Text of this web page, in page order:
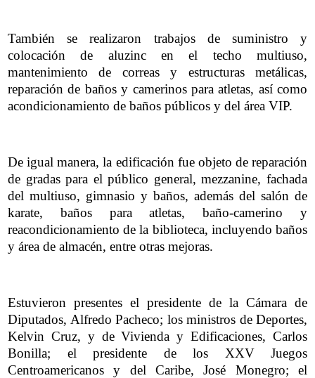
También se realizaron trabajos de suministro y
colocación de aluzinc en el techo multiuso,
mantenimiento de correas y estructuras metálicas,
reparación de baños y camerinos para atletas, así como
acondicionamiento de baños públicos y del área VIP.
De igual manera, la edificación fue objeto de reparación
de gradas para el público general, mezzanine, fachada
del multiuso, gimnasio y baños, además del salón de
karate, baños para atletas, baño-camerino y
reacondicionamiento de la biblioteca, incluyendo baños
y área de almacén, entre otras mejoras.
Estuvieron presentes el presidente de la Cámara de
Diputados, Alfredo Pacheco; los ministros de Deportes,
Kelvin Cruz, y de Vivienda y Edificaciones, Carlos
Bonilla; el presidente de los XXV Juegos
Centroamericanos y del Caribe, José Monegro; el